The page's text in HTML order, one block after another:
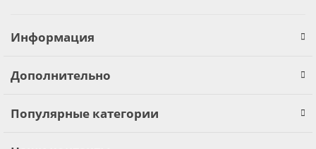
Информация
Дополнительно
Популярные категории